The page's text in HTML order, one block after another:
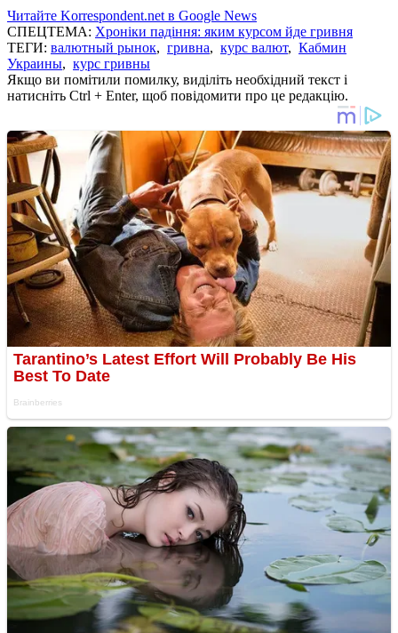
Читайте Korrespondent.net в Google News
СПЕЦТЕМА: Хроніки падіння: яким курсом йде гривня
ТЕГИ: валютный рынок, гривна, курс валют, Кабмин
Украины, курс гривны
Якщо ви помітили помилку, виділіть необхідний текст і
натисніть Ctrl + Enter, щоб повідомити про це редакцію.